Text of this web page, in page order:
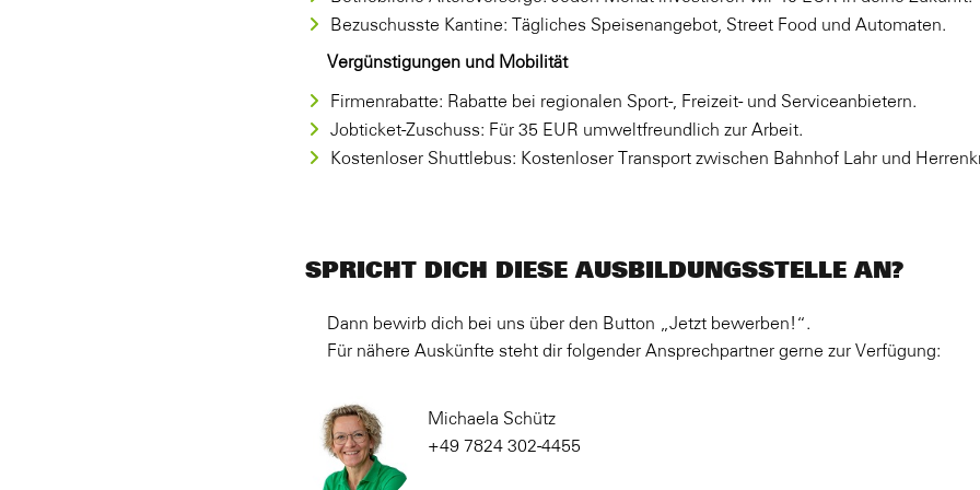
Bezuschusste Kantine: Tägliches Speisenangebot, Street Food und Automaten.
Vergünstigungen und Mobilität
Firmenrabatte: Rabatte bei regionalen Sport-, Freizeit- und Serviceanbietern.
Jobticket-Zuschuss: Für 35 EUR umweltfreundlich zur Arbeit.
Kostenloser Shuttlebus: Kostenloser Transport zwischen Bahnhof Lahr und
SPRICHT DICH DIESE AUSBILDUNGSSTELLE AN?
Dann bewirb dich bei uns über den Button „Jetzt bewerben!“.
Für nähere Auskünfte steht dir folgender Ansprechpartner gerne zur Verfügung:
Michaela Schütz
+49 7824 302-4455